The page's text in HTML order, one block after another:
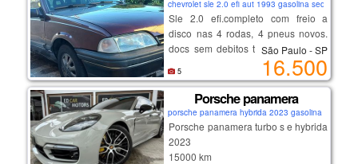
temos opções de financiamento com
diversos bancos e taxas,
há mais de 20 anos no mercado,
com mais de 100 veículos em
estoque
ótimo custo-benefício
manutenção em dia
carro impecável, sem detalhes
chevrolet sle 2.0 efi aut 1993 gasolina sedan
Sle 2.0 efi.completo com freio a
disco nas 4 rodas, 4 pneus novos.
docs sem debitos tudo ok em meu
nome. bancos com ajuste de altura,
motor e cambio ok. carro funcional
de uso diario muito bom de andar.
São Paulo - SP
16.500
5
Porsche panamera
porsche panamera hybrida 2023 gasolina coupe
Porsche panamera turbo s e hybrida
2023
15000 km